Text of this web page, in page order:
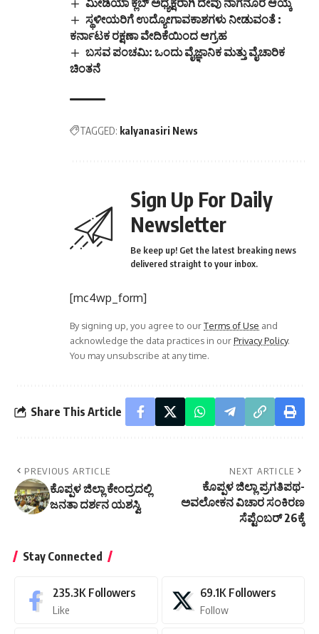
ಸ್ಥಳೀಯರಿಗೆ ಉದ್ಯೋಗಾವಕಾಶಗಳು ನೀಡುವಂತೆ :
ಕರ್ನಾಟಕ ರಕ್ಷಣಾ ವೇದಿಕೆಯಿಂದ ಆಗ್ರಹ
ಬಸವ ಪಂಚಮಿ: ಒಂದು ವೈಜ್ಞಾನಿಕ ಮತ್ತು ವೈಚಾರಿಕ
ಚಿಂತನೆ
TAGGED: kalyanasiri News
Sign Up For Daily
Newsletter
Be keep up! Get the latest breaking news
delivered straight to your inbox.
[mc4wp_form]
By signing up, you agree to ourTerms of Use and
acknowledge the data practices in ourPrivacy Policy.
You may unsubscribe at any time.
Share This Article
PREVIOUS ARTICLE
ಕೊಪ್ಪಳ ಜಿಲ್ಲಾ ಕೇಂದ್ರದಲ್ಲಿ
ಜನತಾ ದರ್ಶನ ಯಶಸ್ವಿ
NEXT ARTICLE
ಕೊಪ್ಪಳ ಜಿಲ್ಲಾ ಪ್ರಗತಿಪಥ-
ಅವಲೋಕನ ವಿಚಾರ ಸಂಕಿರಣ
ಸೆಪ್ಟೆಂಬರ್ 26ಕ್ಕೆ
Stay Connected
235.3K Followers
Like
69.1K Followers
Follow